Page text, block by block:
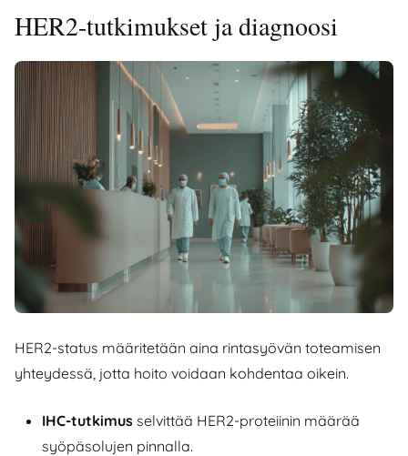
HER2-tutkimukset ja diagnoosi
HER2-status määritetään aina rintasyövän toteamisen
yhteydessä, jotta hoito voidaan kohdentaa oikein.
IHC-tutkimus selvittää HER2-proteiinin määrää
syöpäsolujen pinnalla.